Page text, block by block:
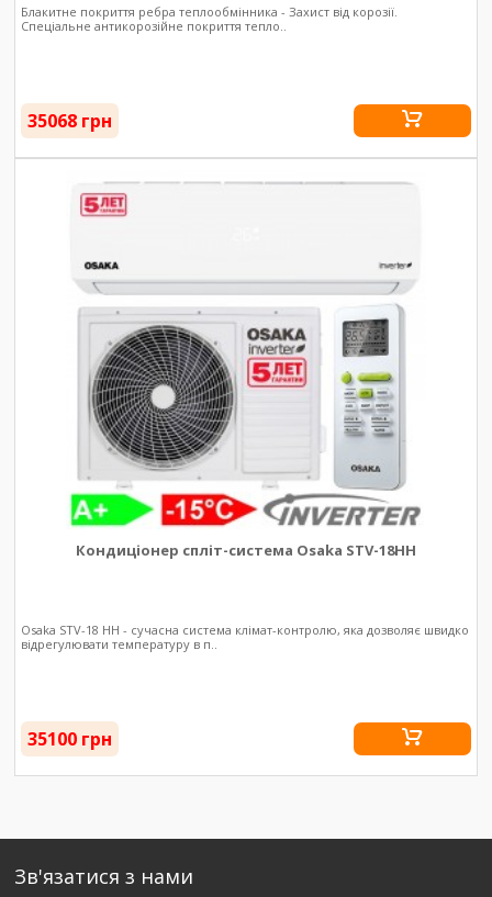
Блакитне покриття ребра теплообмінника - Захист від корозії.
Спеціальне антикорозійне покриття тепло..
35068 грн
Кондиціонер спліт-система Osaka STV-18HH
Osaka STV-18 HH - сучасна система клімат-контролю, яка дозволяє швидко
відрегулювати температуру в п..
35100 грн
Зв'язатися з нами